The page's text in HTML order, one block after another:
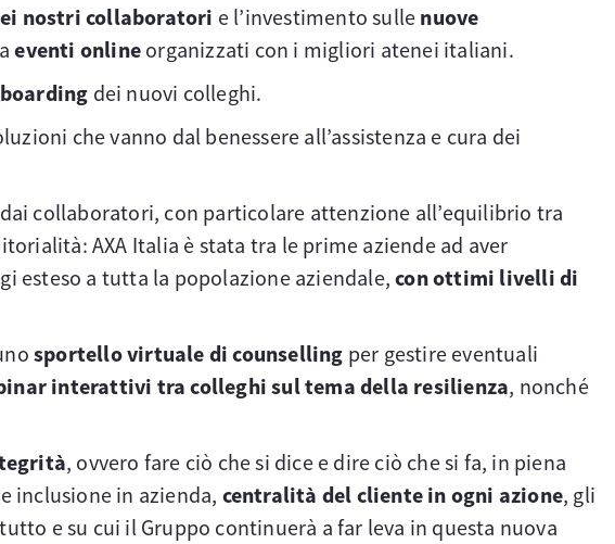
nostri collaboratori e l’investimento sulle nuove
eventi online organizzati con i migliori atenei italiani.
dei nuovi colleghi.
che vanno dal benessere all’assistenza e cura dei
collaboratori, con particolare attenzione all’equilibrio tra
AXA Italia è stata tra le prime aziende ad aver
esteso a tutta la popolazione aziendale,con ottimi livelli di
sportello virtuale di counselling per gestire eventuali
interattivi tra colleghi sul tema della resilienza, nonché
, ovvero fare ciò che si dice e dire ciò che si fa, in piena
inclusione in azienda, centralità del cliente in ogni azione, gli
e su cui il Gruppo continuerà a far leva in questa nuova